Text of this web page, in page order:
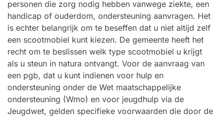
personen die zorg nodig hebben vanwege ziekte, een
handicap of ouderdom, ondersteuning aanvragen. Het
is echter belangrijk om te beseffen dat u niet altijd zelf
een scootmobiel kunt kiezen. De gemeente heeft het
recht om te beslissen welk type scootmobiel u krijgt
als u steun in natura ontvangt. Voor de aanvraag van
een pgb, dat u kunt indienen voor hulp en
ondersteuning onder de Wet maatschappelijke
ondersteuning (Wmo) en voor jeugdhulp via de
Jeugdwet, gelden specifieke voorwaarden die door de